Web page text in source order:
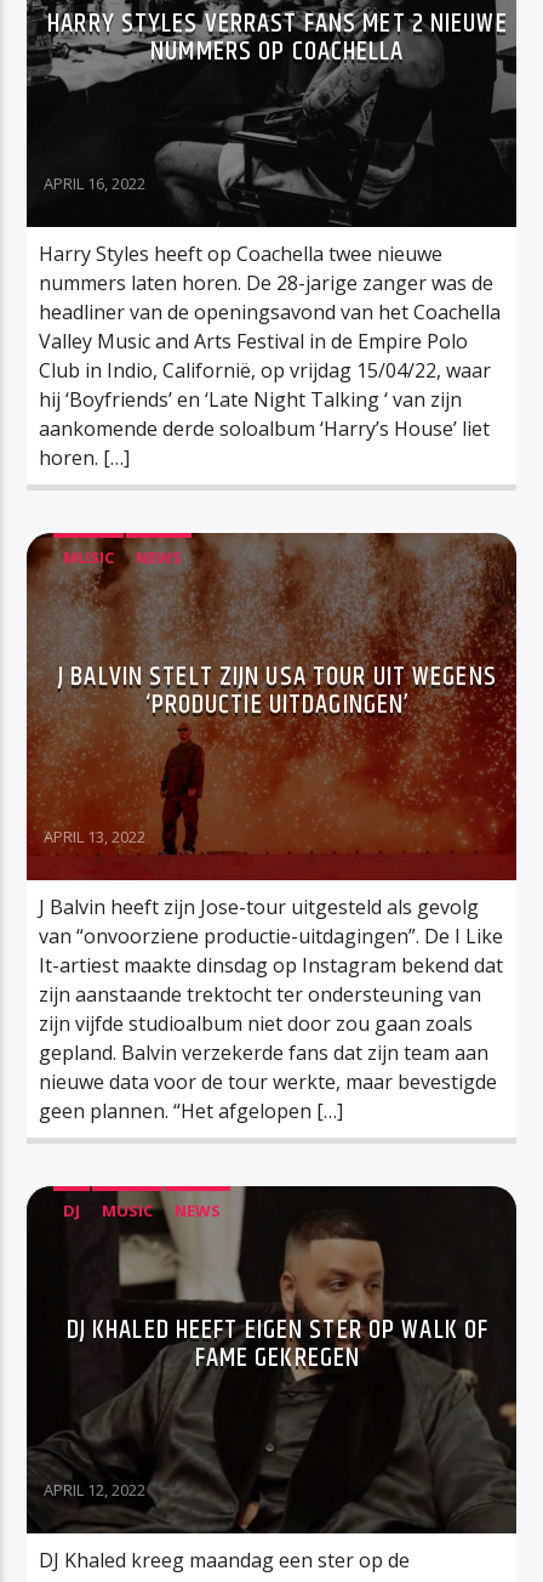
HARRY STYLES VERRAST FANS MET 2 NIEUWE
NUMMERS OP COACHELLA
APRIL 16, 2022
Harry Styles heeft op Coachella twee nieuwe
nummers laten horen. De 28-jarige zanger was de
headliner van de openingsavond van het Coachella
Valley Music and Arts Festival in de Empire Polo
Club in Indio, Californië, op vrijdag 15/04/22, waar
hij ‘Boyfriends’ en ‘Late Night Talking ‘ van zijn
aankomende derde soloalbum ‘Harry’s House’ liet
horen. […]
MUSIC NEWS
J BALVIN STELT ZIJN USA TOUR UIT WEGENS
‘PRODUCTIE UITDAGINGEN’
APRIL 13, 2022
J Balvin heeft zijn Jose-tour uitgesteld als gevolg
van “onvoorziene productie-uitdagingen”. De I Like
It-artiest maakte dinsdag op Instagram bekend dat
zijn aanstaande trektocht ter ondersteuning van
zijn vijfde studioalbum niet door zou gaan zoals
gepland. Balvin verzekerde fans dat zijn team aan
nieuwe data voor de tour werkte, maar bevestigde
geen plannen. “Het afgelopen […]
DJ MUSIC NEWS
DJ KHALED HEEFT EIGEN STER OP WALK OF
FAME GEKREGEN
APRIL 12, 2022
DJ Khaled kreeg maandag een ster op de